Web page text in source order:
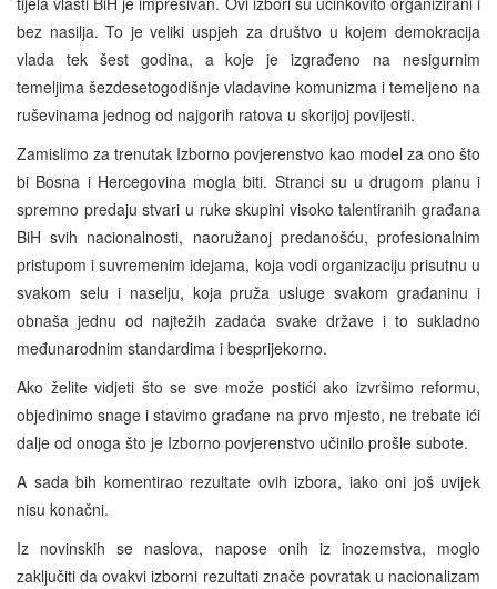
bez nasilja. To je veliki uspjeh za društvo u kojem demokracija
vlada tek šest godina, a koje je izgrađeno na nesigurnim
temeljima šezdesetogodišnje vladavine komunizma i temeljeno na
ruševinama jednog od najgorih ratova u skorijoj povijesti.
Zamislimo za trenutak Izborno povjerenstvo kao model za ono što
bi Bosna i Hercegovina mogla biti. Stranci su u drugom planu i
spremno predaju stvari u ruke skupini visoko talentiranih građana
BiH svih nacionalnosti, naoružanoj predanošću, profesionalnim
pristupom i suvremenim idejama, koja vodi organizaciju prisutnu u
svakom selu i naselju, koja pruža usluge svakom građaninu i
obnaša jednu od najtežih zadaća svake države i to sukladno
međunarodnim standardima i besprijekorno.
Ako želite vidjeti što se sve može postići ako izvršimo reformu,
objedinimo snage i stavimo građane na prvo mjesto, ne trebate ići
dalje od onoga što je Izborno povjerenstvo učinilo prošle subote.
A sada bih komentirao rezultate ovih izbora, iako oni još uvijek
nisu konačni.
Iz novinskih se naslova, napose onih iz inozemstva, moglo
zaključiti da ovakvi izborni rezultati znače povratak u nacionalizam